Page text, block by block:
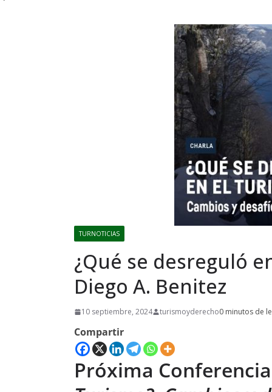
TURNOTICIAS
¿Qué se desreguló
Diego A. Benitez
10 septiembre, 2024 turismoyderecho0 minutos de
Compartir
Próxima